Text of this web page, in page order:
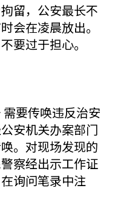
留，公安最长不
会在凌晨放出。
要过于担心。
需要传唤违反治安
安机关办案部门
。对现场发现的
察经出示工作证
询问笔录中注